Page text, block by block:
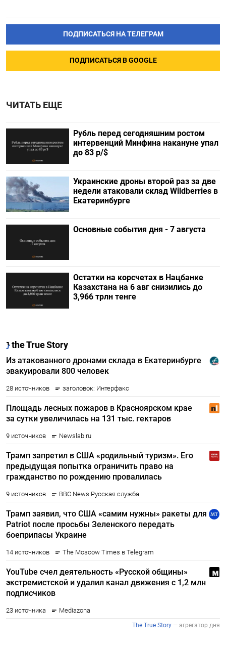
ПОДПИСАТЬСЯ НА ТЕЛЕГРАМ
ПОДПИСАТЬСЯ В GOOGLE
ЧИТАТЬ ЕЩЕ
Рубль перед сегодняшним ростом
интервенций Минфина накануне упал
до 83 р/$
Украинские дроны второй раз за две
недели атаковали склад Wildberries в
Екатеринбурге
Основные события дня - 7 августа
Остатки на корсчетах в Нацбанке
Казахстана на 6 авг снизились до
3,966 трлн тенге